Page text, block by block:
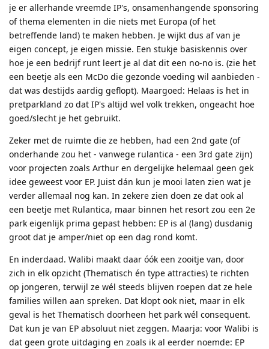
je er allerhande vreemde IP's, onsamenhangende sponsoring
of thema elementen in die niets met Europa (of het
betreffende land) te maken hebben. Je wijkt dus af van je
eigen concept, je eigen missie. Een stukje basiskennis over
hoe je een bedrijf runt leert je al dat dit een no-no is. (zie het
een beetje als een McDo die gezonde voeding wil aanbieden -
dat was destijds aardig geflopt). Maargoed: Helaas is het in
pretparkland zo dat IP's altijd wel volk trekken, ongeacht hoe
goed/slecht je het gebruikt.
Zeker met de ruimte die ze hebben, had een 2nd gate (of
onderhande zou het - vanwege rulantica - een 3rd gate zijn)
voor projecten zoals Arthur en dergelijke helemaal geen gek
idee geweest voor EP. Juist dán kun je mooi laten zien wat je
verder allemaal nog kan. In zekere zien doen ze dat ook al
een beetje met Rulantica, maar binnen het resort zou een 2e
park eigenlijk prima gepast hebben: EP is al (lang) dusdanig
groot dat je amper/niet op een dag rond komt.
En inderdaad. Walibi maakt daar óók een zooitje van, door
zich in elk opzicht (Thematisch én type attracties) te richten
op jongeren, terwijl ze wél steeds blijven roepen dat ze hele
families willen aan spreken. Dat klopt ook niet, maar in elk
geval is het Thematisch doorheen het park wél consequent.
Dat kun je van EP absoluut niet zeggen. Maarja: voor Walibi is
dat geen grote uitdaging en zoals ik al eerder noemde: EP